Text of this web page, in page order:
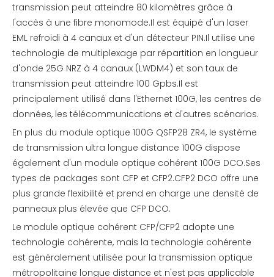
transmission peut atteindre 80 kilomètres grâce à
l'accès à une fibre monomode.Il est équipé d'un laser
EML refroidi à 4 canaux et d'un détecteur PIN.Il utilise une
technologie de multiplexage par répartition en longueur
d'onde 25G NRZ à 4 canaux (LWDM4) et son taux de
transmission peut atteindre 100 Gpbs.Il est
principalement utilisé dans l'Ethernet 100G, les centres de
données, les télécommunications et d'autres scénarios.
En plus du module optique 100G QSFP28 ZR4, le système
de transmission ultra longue distance 100G dispose
également d'un module optique cohérent 100G DCO.Ses
types de packages sont CFP et CFP2.CFP2 DCO offre une
plus grande flexibilité et prend en charge une densité de
panneaux plus élevée que CFP DCO.
Le module optique cohérent CFP/CFP2 adopte une
technologie cohérente, mais la technologie cohérente
est généralement utilisée pour la transmission optique
métropolitaine longue distance et n'est pas applicable